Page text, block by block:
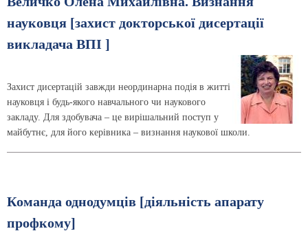
науковця [захист докторської дисертації
викладача ВПІ ]
Захист дисертацій завжди неординарна подія в житті
науковця і будь-якого навчального чи наукового
закладу. Для здобувача – це вирішальний поступ у
майбутнє, для його керівника – визнання наукової школи.
Команда однодумців [діяльність апарату
профкому]